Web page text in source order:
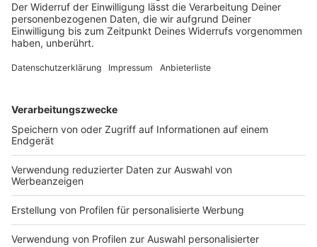
da gehören unterschiedlichste Gruppen dazu und
nicht auch bestimmte Bereiche einfach
rauslassen, sondern wir wollen
wollen auch Randgruppen-Problematiken
Bilder zeigen, sondern Kunst ist die
Auseinandersetzung und hat sehr, sehr viel mit
Demokratie zu tun,
sagt die Kulturdezernentin des Landschaftsverbandes
Westfalen-Lippe Barbara Rüschoff-Parzinger.